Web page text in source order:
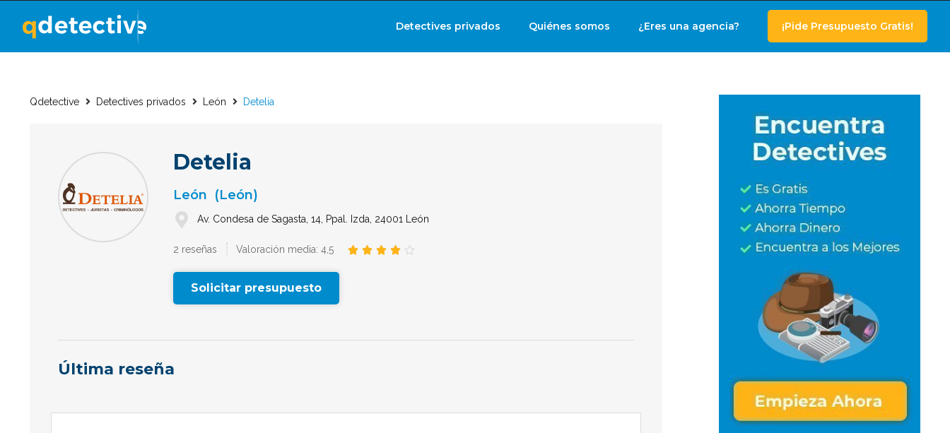
Detectives privados Quiénes somos ¿Eres una agencia? ¡Pide Presupuesto Gratis!
Qdetective Detectives privados León Detelia
Detelia
León (León)
Av. Condesa de Sagasta, 14, Ppal. Izda, 24001 León
2 reseñas Valoración media: 4,5     
Solicitar presupuesto
Última reseña